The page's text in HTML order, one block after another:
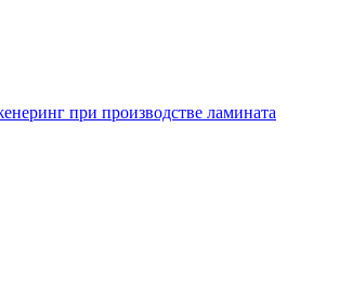
при производстве ламината